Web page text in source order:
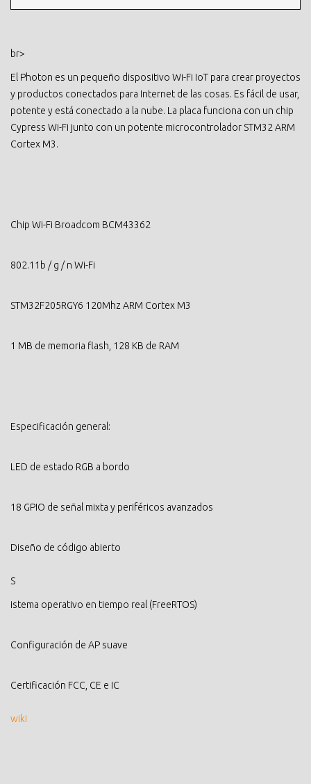
br>
El Photon es un pequeño dispositivo Wi-Fi IoT para crear proyectos
y productos conectados para Internet de las cosas. Es fácil de usar,
potente y está conectado a la nube. La placa funciona con un chip
Cypress Wi-Fi junto con un potente microcontrolador STM32 ARM
Cortex M3.
Chip Wi-Fi Broadcom BCM43362
802.11b / g / n Wi-Fi
STM32F205RGY6 120Mhz ARM Cortex M3
1 MB de memoria flash, 128 KB de RAM
Especificación general:
LED de estado RGB a bordo
18 GPIO de señal mixta y periféricos avanzados
Diseño de código abierto
S
istema operativo en tiempo real (FreeRTOS)
Configuración de AP suave
Certificación FCC, CE e IC
wiki